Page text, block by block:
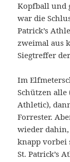
Kopfball und
war die
Patrick’s
zweimal aus
Siegtreffer
Im
Schützen alle
Athletic),
Forrester.
wieder
knapp vorbei
St. Patrick’s